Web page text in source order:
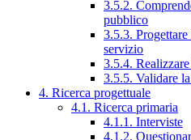
3.5.2.
pubblico
3.5.3.
servizio
3.5.4.
3.5.5. Validare
4. Ricerca progettuale
4.1. Ricerca primaria
4.1.1. Interviste
4.1.2.